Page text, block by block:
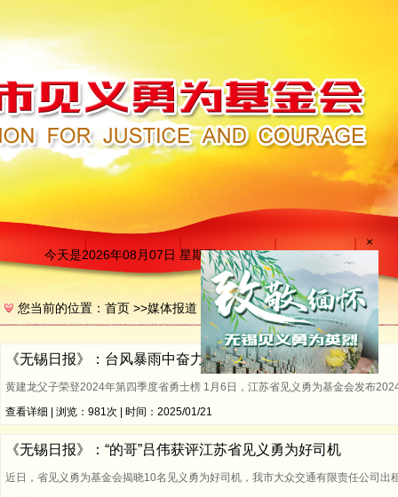
今天是2026年08月07日 星期五23:42:28
您当前的位置： 首页 >>媒体报道
《无锡日报》：台风暴雨中奋力救人
黄建龙父子荣登2024年第四季度省勇士榜 1月6日，江苏省见义勇为基金会发布
查看详细 | 浏览：981次 | 时间：2025/01/21
《无锡日报》：“的哥”吕伟获评江苏省见义勇为好司机
近日，省见义勇为基金会揭晓10名见义勇为好司机，我市大众交通有限责任公司
×